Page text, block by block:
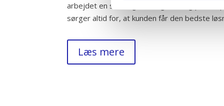
arbejdet en selvfølge. Han går aldrig på
sørger altid for, at kunden får den bedste
Læs mere